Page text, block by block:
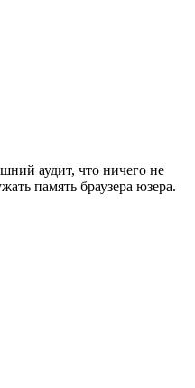
аудит, что ничего не
память браузера юзера.